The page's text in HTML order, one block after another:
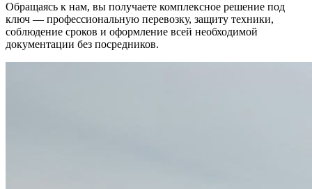
Обращаясь к нам, вы получаете комплексное решение под
ключ — профессиональную перевозку, защиту техники,
соблюдение сроков и оформление всей необходимой
документации без посредников.